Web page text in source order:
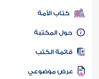
كتب PDF
كتاب الأمة
المكتبة
الكتب